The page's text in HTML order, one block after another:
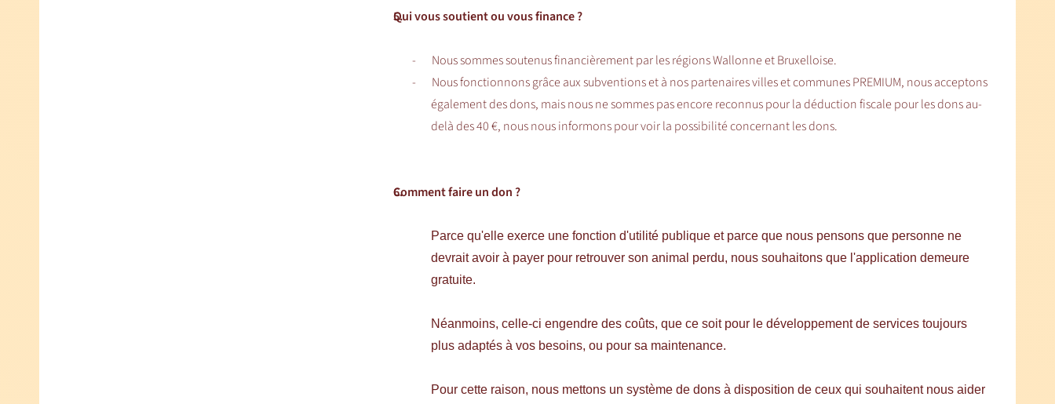
5.
Qui vous soutient ou vous finance ?
-
Nous sommes soutenus financièrement par les régions Wallonne et Bruxelloise.
-
Nous fonctionnons grâce aux subventions et à nos partenaires villes et communes PREMIUM, nous acceptons
également des dons, mais nous ne sommes pas encore reconnus pour la déduction fiscale pour les dons au-
delà des 40 €, nous nous informons pour voir la possibilité concernant les dons.
6.
Comment faire un don ?
Parce qu'elle exerce une fonction d'utilité publique et parce que nous pensons que personne ne
devrait avoir à payer pour retrouver son animal perdu, nous souhaitons que l'application demeure
gratuite.
Néanmoins, celle-ci engendre des coûts, que ce soit pour le développement de services toujours
plus adaptés à vos besoins, ou pour sa maintenance.
Pour cette raison, nous mettons un système de dons à disposition de ceux qui souhaitent nous aider